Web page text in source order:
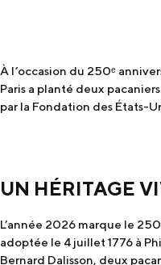
À l’occasion du 250ᵉ
Paris a planté deux
par la Fondation des États-
UN HÉRITAGE
L’année 2026 marque le
adoptée le 4 juillet 1776 à
Bernard Dalisson, deux